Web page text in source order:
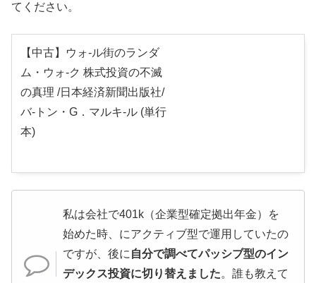
てください。
【中古】ウォ-ル街のランダ
ム・ウォ-ク 株式投資の不滅
の真理 /日本経済新聞出版社/
バ-トン・G．マルキ-ル (単行
本)
私は会社で401k（企業型確定拠出年金）を
始めた時、にアクティブ型で運用していたの
ですが、後に 自分で調べてパッシブ型のイン
デックス投資に切り替えました。誰も教えて